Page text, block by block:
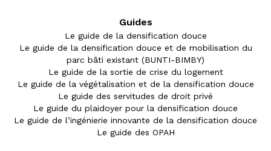
Guides
Le guide de la densification douce
Le guide de la densification douce et de mobilisation du
parc bâti existant (BUNTI-BIMBY)
Le guide de la sortie de crise du logement
Le guide de la végétalisation et de la densification douce
Le guide des servitudes de droit privé
Le guide du plaidoyer pour la densification douce
Le guide de l’ingénierie innovante de la densification douce
Le guide des OPAH